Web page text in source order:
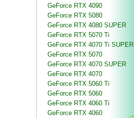
GeForce RTX 4090
GeForce RTX 5080
GeForce RTX 4080 SUPER
GeForce RTX 5070 Ti
GeForce RTX 4070 Ti SUPER
GeForce RTX 5070
GeForce RTX 4070 SUPER
GeForce RTX 4070
GeForce RTX 5060 Ti
GeForce RTX 5060
GeForce RTX 4060 Ti
GeForce RTX 4060